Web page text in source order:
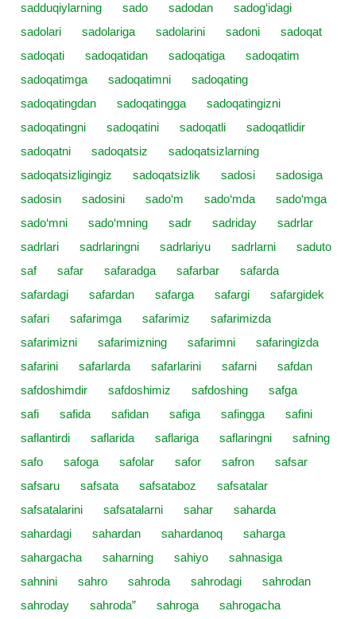
sadduqiylarning
sado sadodan
sadog‘idagi
sadolari
sadolariga sadolarini sadoni
sadoqat
sadoqati
sadoqatidan sadoqatiga
sadoqatim
sadoqatimga
sadoqatimni
sadoqating
sadoqatingdan
sadoqatingga
sadoqatingizni
sadoqatingni
sadoqatini sadoqatli
sadoqatlidir
sadoqatni
sadoqatsiz
sadoqatsizlarning
sadoqatsizligingiz
sadoqatsizlik sadosi
sadosiga
sadosin
sadosini sado‘m sado‘mda
sado‘mga
sado‘mni
sado‘mning sadr sadriday
sadrlar
sadrlari
sadrlaringni sadrlariyu sadrlarni
saduto
saf
safar safaradga safarbar
safarda
safardagi
safardan safarga safargi
safargidek
safari
safarimga safarimiz
safarimizda
safarimizni
safarimizning safarimni
safaringizda
safarini
safarlarda safarlarini safarni
safdan
safdoshimdir
safdoshimiz safdoshing
safga
safi
safida safidan safiga safingga
safini
saflantirdi
saflarida saflariga saflaringni
safning
safo
safoga safolar safor safron
safsar
safsaru
safsata safsataboz
safsatalar
safsatalarini
safsatalarni sahar
saharda
sahardagi
sahardan sahardanoq
saharga
sahargacha
saharning sahiyo
sahnasiga
sahnini
sahro sahroda sahrodagi
sahrodan
sahroday
sahroda” sahroga
sahrogacha